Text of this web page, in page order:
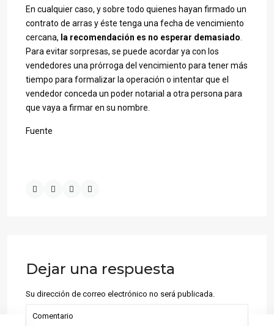
En cualquier caso, y sobre todo quienes hayan firmado un
contrato de arras y éste tenga una fecha de vencimiento
cercana, la recomendación es no esperar demasiado
Para evitar sorpresas, se puede acordar ya con los
vendedores una prórroga del vencimiento para tener más
tiempo para formalizar la operación o intentar que el
vendedor conceda un poder notarial a otra persona para
que vaya a firmar en su nombre.
Fuente
Dejar una respuesta
Su dirección de correo electrónico no será publicada.